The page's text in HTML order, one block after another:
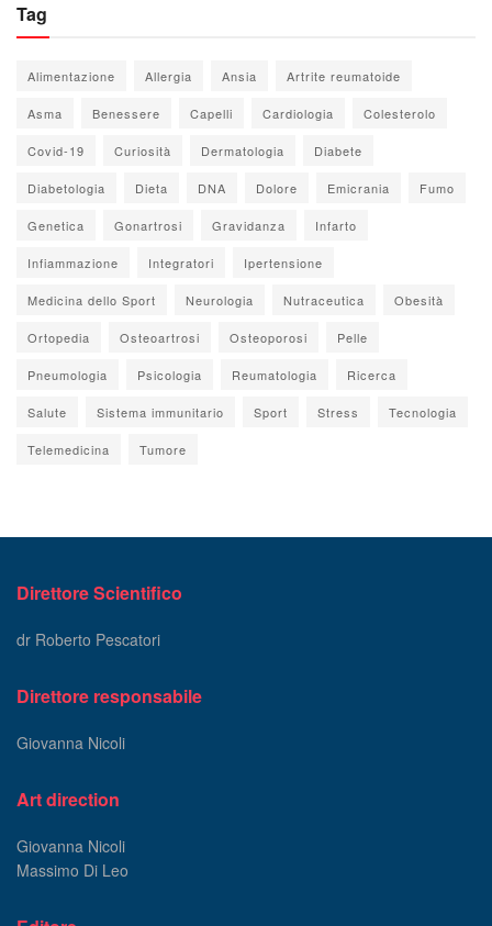
Tag
Alimentazione Allergia Ansia Artrite reumatoide
Asma Benessere Capelli Cardiologia Colesterolo
Covid-19 Curiosità Dermatologia Diabete
Diabetologia Dieta DNA Dolore Emicrania Fumo
Genetica Gonartrosi Gravidanza Infarto
Infiammazione Integratori Ipertensione
Medicina dello Sport Neurologia Nutraceutica Obesità
Ortopedia Osteoartrosi Osteoporosi Pelle
Pneumologia Psicologia Reumatologia Ricerca
Salute Sistema immunitario Sport Stress Tecnologia
Telemedicina Tumore
Direttore Scientifico
dr Roberto Pescatori
Direttore responsabile
Giovanna Nicoli
Art direction
Giovanna Nicoli
Massimo Di Leo